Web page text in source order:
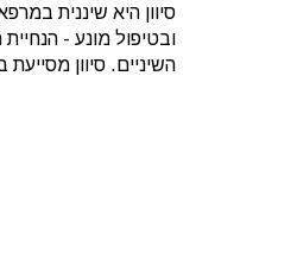
סיוון היא שיננית
ובטיפול מונע -
השיניים. סיוון